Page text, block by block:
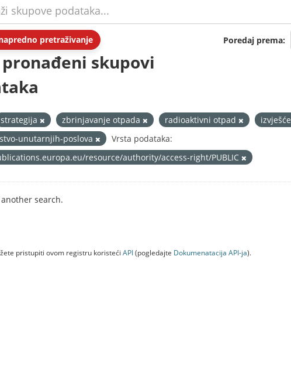
pretraživanje Poredaj prema
skupovi
strategija zbrinjavanje otpada radioaktivni otpad izvješće
unutarnjih-poslova
Vrsta podataka:
resource/authority/access-right/PUBLIC
search.
pristupiti ovom registru koristeći API(pogledajte Dokumenаtаcijа API-jа).